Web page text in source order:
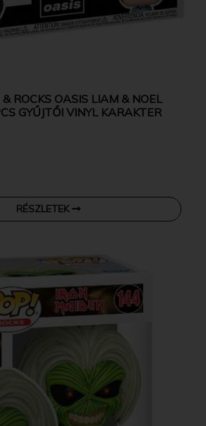
ROCKS OASIS LIAM & NOEL
GYŰJTŐI VINYL KARAKTER
RÉSZLETEK